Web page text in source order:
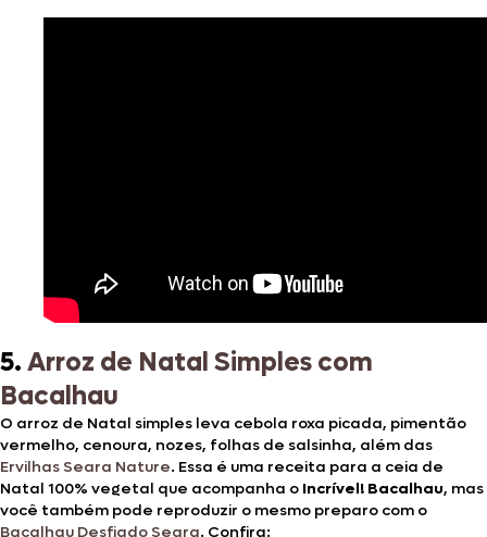
5.Arroz de Natal Simples com
Bacalhau
O arroz de Natal simples leva cebola roxa picada, pimentão
vermelho, cenoura, nozes, folhas de salsinha, além das
Ervilhas Seara Nature. Essa é uma receita para a ceia de
Natal 100% vegetal que acompanha o Incrível! Bacalhau, mas
você também pode reproduzir o mesmo preparo com o
Bacalhau Desfiado Seara. Confira: